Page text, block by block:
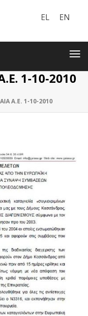
EL EN
1-10-2010
Α.Ε. 1-10-2010